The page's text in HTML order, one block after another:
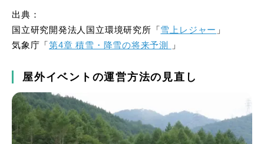
出典：
国立研究開発法人国立環境研究所「 雪上レジャー 」
気象庁「第4章 積雪・降雪の将来予測 」
屋外イベントの運営方法の見直し